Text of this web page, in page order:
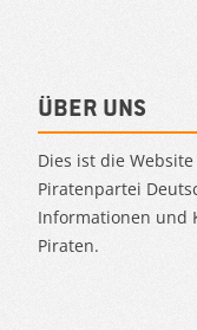
Über uns
Dies ist die
Piratenpartei
Informationen und
Piraten.